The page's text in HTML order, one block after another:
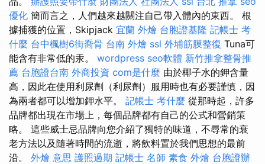
優化 簡而言之，人們越來越關注自己帶入體內的東西。 根
據捕獲的位置，Skipjack 宜蘭 外燴 台胞證基隆 記帳士 考
什麼 台中楓樹6街喬骨 台南 外燴 ssl 外埔筋膜整復 Tuna可
能含有非常低的汞。 wordpress seo軟體 新竹推拿整骨推
薦 台胞證台南 外商投資 com是什麼 由於椰子水的鉀含量
高，因此在使用利尿劑（利尿劑）服用時也有必要謹慎，因
為兩者都可以增加鉀水平。 記帳士 考什麼 從那時起，許多
品牌都出現在市場上，每個品牌都有自己的公式和營銷策
略。 這些威士忌品牌向您介紹了獨特的味道，不尋常的衰
老方法以及隨著時間的流逝，將飲料置於我們思想的最前
沿。 外燴 意思 護照過期 記帳士 名師 素食 外燴 台胞證辦